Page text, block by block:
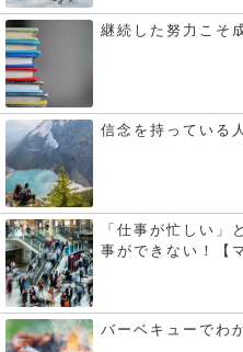
継続した努力こそ
信念を持っている
「仕事が忙しい」
事ができない！【
バーベキューでわ